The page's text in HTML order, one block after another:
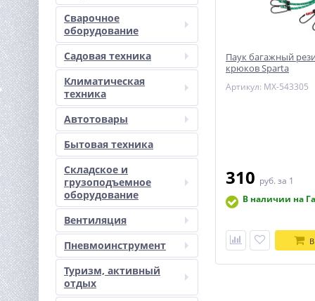
Сварочное
оборудование
Садовая техника
Климатическая
техника
Автотовары
Бытовая техника
Складское и
грузоподъемное
оборудование
Вентиляция
Пневмоинструмент
Туризм, активный
отдых
Паук багажный
крюков Sparta
Артикул: MX-543305
310 руб. за 1
В наличии на